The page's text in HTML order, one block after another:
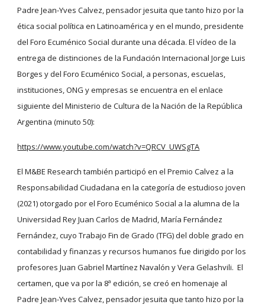
Padre Jean-Yves Calvez, pensador jesuita que tanto hizo por la
ética social política en Latinoamérica y en el mundo, presidente
del Foro Ecuménico Social durante una década. El vídeo de la
entrega de distinciones de la Fundación Internacional Jorge Luis
Borges y del Foro Ecuménico Social, a personas, escuelas,
instituciones, ONG y empresas se encuentra en el enlace
siguiente del Ministerio de Cultura de la Nación de la República
Argentina (minuto 50):
https://www.youtube.com/watch?v=QRCV_UWSgTA
El M&BE Research también participó en el Premio Calvez a la
Responsabilidad Ciudadana en la categoría de estudioso joven
(2021) otorgado por el Foro Ecuménico Social a la alumna de la
Universidad Rey Juan Carlos de Madrid, María Fernández
Fernández, cuyo Trabajo Fin de Grado (TFG) del doble grado en
contabilidad y finanzas y recursos humanos fue dirigido por los
profesores Juan Gabriel Martínez Navalón y Vera Gelashvili.  El
certamen, que va por la 8ª edición, se creó en homenaje al
Padre Jean-Yves Calvez, pensador jesuita que tanto hizo por la